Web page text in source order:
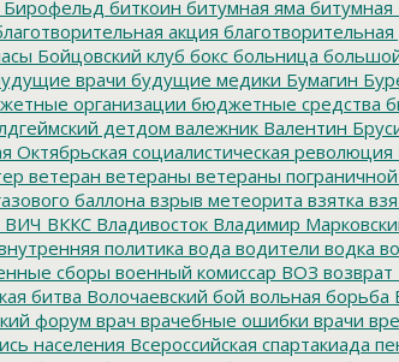
Бирофельд биткоин битумная яма
акция
Бойцовский клуб бокс больница
врачи будущие медики Бумагин
организации бюджетные средства
детдом валежник Валентин
Октябрьская социалистическая революция
ветеран ветераны ветераны
баллона взрыв метеорита взятка
ВИЧ ВККС Владивосток Владимир
политика вода водители водка
сборы военный комиссар ВОЗ
битва Волочаевский бой вольная борьба
форум врач врачебные ошибки врачи
населения Всероссийская спартакиада